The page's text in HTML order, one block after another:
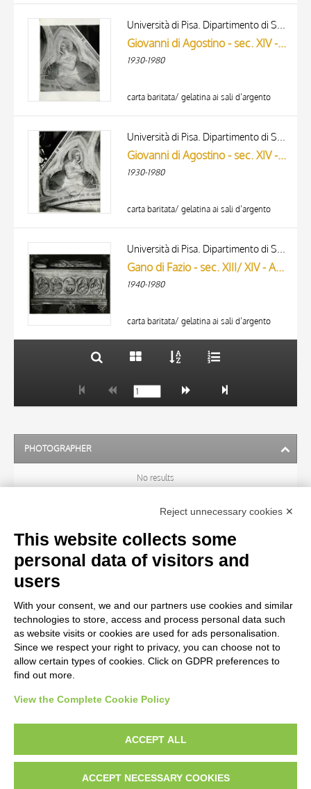
Giovanni di Agostino - sec. XIV - Angelo
1930-1980
carta baritata/ gelatina ai sali d’argento
Giovanni di Agostino - sec. XIV - Angelo
1930-1980
carta baritata/ gelatina ai sali d’argento
Gano di Fazio - sec. XIII/ XIV - Agnus Dei e i quattro evangelisti; papa Gregorio X giacente
1940-1980
carta baritata/ gelatina ai sali d’argento
TITLE
AUTHOR
ARTISTA
20 RESULTS
PHOTOGRAPHER
No results
TITLE
MATERIAL AND TECHNIQUE
CENTURY
diritto d’autore, legge 22 aprile 1941 n. 633. I diritti degli autori, degli artisti e
dei fotografi che hanno realizzato le opere e le immagini, degli enti e delle
istituzioni che ne sono proprietari, sono riservati. Si vieta quindi la
Reject unnecessary cookies ✕
This website collects some
personal data of visitors and
users
With your consent, we and our partners use cookies and similar
technologies to store, access and process personal data such
as website visits or cookies are used for ads personalisation.
Since we respect your right to privacy, you can choose not to
allow certain types of cookies. Click on GDPR preferences to
find out more.
View the Complete Cookie Policy
ACCEPT ALL
ACCEPT NECESSARY COOKIES